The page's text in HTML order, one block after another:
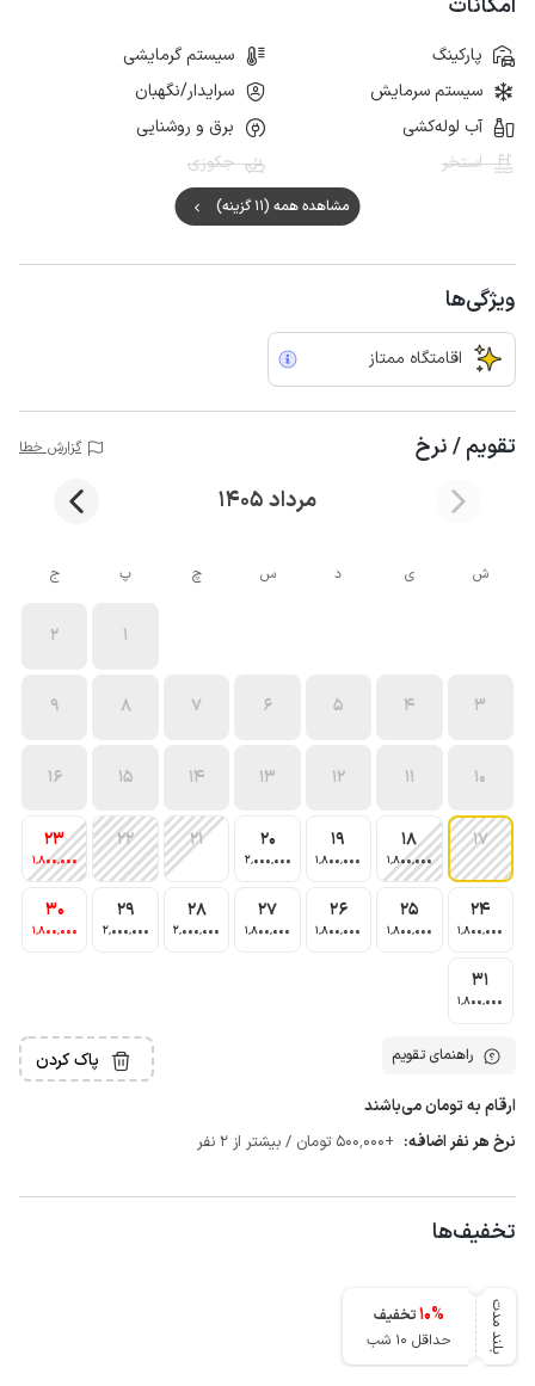
امکانات
پارکینگ
سیستم گرمایشی
سیستم سرمایش
سرایدار/نگهبان
آب لوله‌کشی
برق و روشنایی
استخر
جکوزی
مشاهده همه (11 گزینه)
ویژگی‌ها
اقامتگاه ممتاز
تقویم / نرخ گزارش خطا
مرداد 1405
ش ی د س چ پ ج
1
2
3
4
5
6
7
8
9
10
11
12
13
14
15
16
17
18
1٬800٬000
19
1٬800٬000
20
2٬000٬000
21
22
23
1٬800٬000
24
1٬800٬000
25
1٬800٬000
26
1٬800٬000
27
1٬800٬000
28
2٬000٬000
29
2٬000٬000
30
1٬800٬000
31
1٬800٬000
راهنمای تقویم پاک کردن
ارقام به تومان می‌باشند
نرخ هر نفر اضافه: +500٬000 تومان / بیشتر از 2 نفر
تخفیف‌ها
بلند مدت 10%
تخفیف
حداقل 10 شب